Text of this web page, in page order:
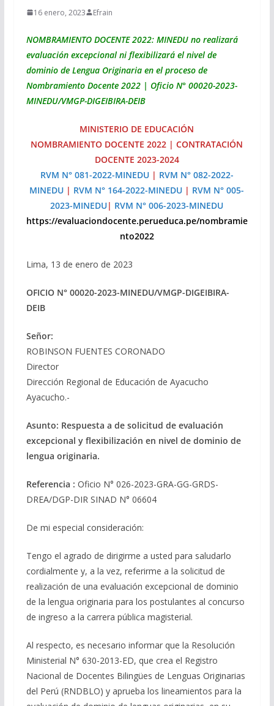
16 enero, 2023 Efrain
NOMBRAMIENTO DOCENTE 2022: MINEDU no realizará
evaluación excepcional ni flexibilizará el nivel de
dominio de Lengua Originaria en el proceso de
Nombramiento Docente 2022 | Oficio N° 00020-2023-
MINEDU/VMGP-DIGEIBIRA-DEIB
MINISTERIO DE EDUCACIÓN
NOMBRAMIENTO DOCENTE 2022 | CONTRATACIÓN
DOCENTE 2023-2024
RVM N° 081-2022-MINEDU| RVM N° 082-2022-
MINEDU | RVM N° 164-2022-MINEDU | RVM N° 005-
2023-MINEDU| RVM N° 006-2023-MINEDU
https://evaluaciondocente.perueduca.pe/nombramie
nto2022
Lima, 13 de enero de 2023
OFICIO N° 00020-2023-MINEDU/VMGP-DIGEIBIRA-
DEIB
Señor:
ROBINSON FUENTES CORONADO
Director
Dirección Regional de Educación de Ayacucho
Ayacucho.-
Asunto: Respuesta a de solicitud de evaluación
excepcional y flexibilización en nivel de dominio de
lengua originaria.
Referencia : Oficio N° 026-2023-GRA-GG-GRDS-
DREA/DGP-DIR SINAD N° 06604
De mi especial consideración:
Tengo el agrado de dirigirme a usted para saludarlo
cordialmente y, a la vez, referirme a la solicitud de
realización de una evaluación excepcional de dominio
de la lengua originaria para los postulantes al concurso
de ingreso a la carrera pública magisterial.
Al respecto, es necesario informar que la Resolución
Ministerial N° 630-2013-ED, que crea el Registro
Nacional de Docentes Bilingües de Lenguas Originarias
del Perú (RNDBLO) y aprueba los lineamientos para la